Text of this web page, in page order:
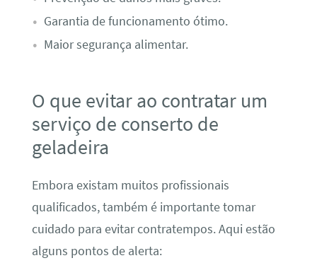
Garantia de funcionamento ótimo.
Maior segurança alimentar.
O que evitar ao contratar um
serviço de conserto de
geladeira
Embora existam muitos profissionais
qualificados, também é importante tomar
cuidado para evitar contratempos. Aqui estão
alguns pontos de alerta: